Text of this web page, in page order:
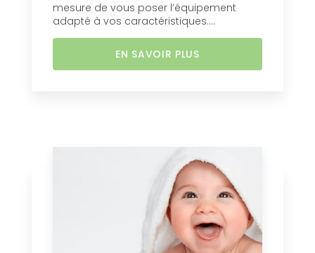
mesure de vous poser l’équipement
adapté à vos caractéristiques....
EN SAVOIR PLUS